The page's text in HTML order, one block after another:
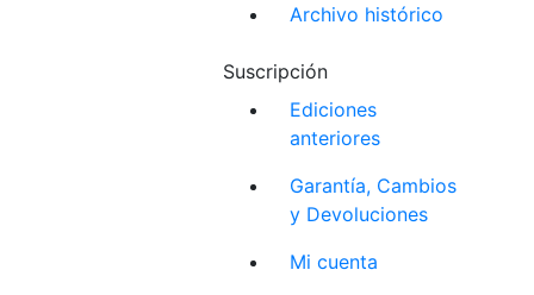
Archivo histórico
Suscripción
Ediciones
anteriores
Garantía, Cambios
y Devoluciones
Mi cuenta